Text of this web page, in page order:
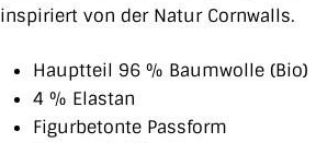
inspiriert von der Natur Cornwalls.
Hauptteil 96 % Baumwolle (Bio)
4 % Elastan
Figurbetonte Passform